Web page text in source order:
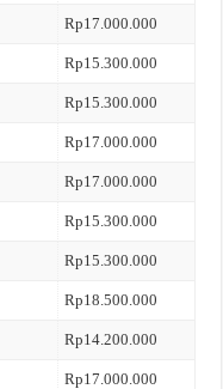
Rp17.000.000
Rp15.300.000
Rp15.300.000
Rp17.000.000
Rp17.000.000
Rp15.300.000
Rp15.300.000
Rp18.500.000
Rp14.200.000
Rp17.000.000